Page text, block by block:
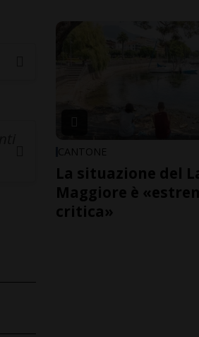
CANTONE
La situazione del
Maggiore è
critica»